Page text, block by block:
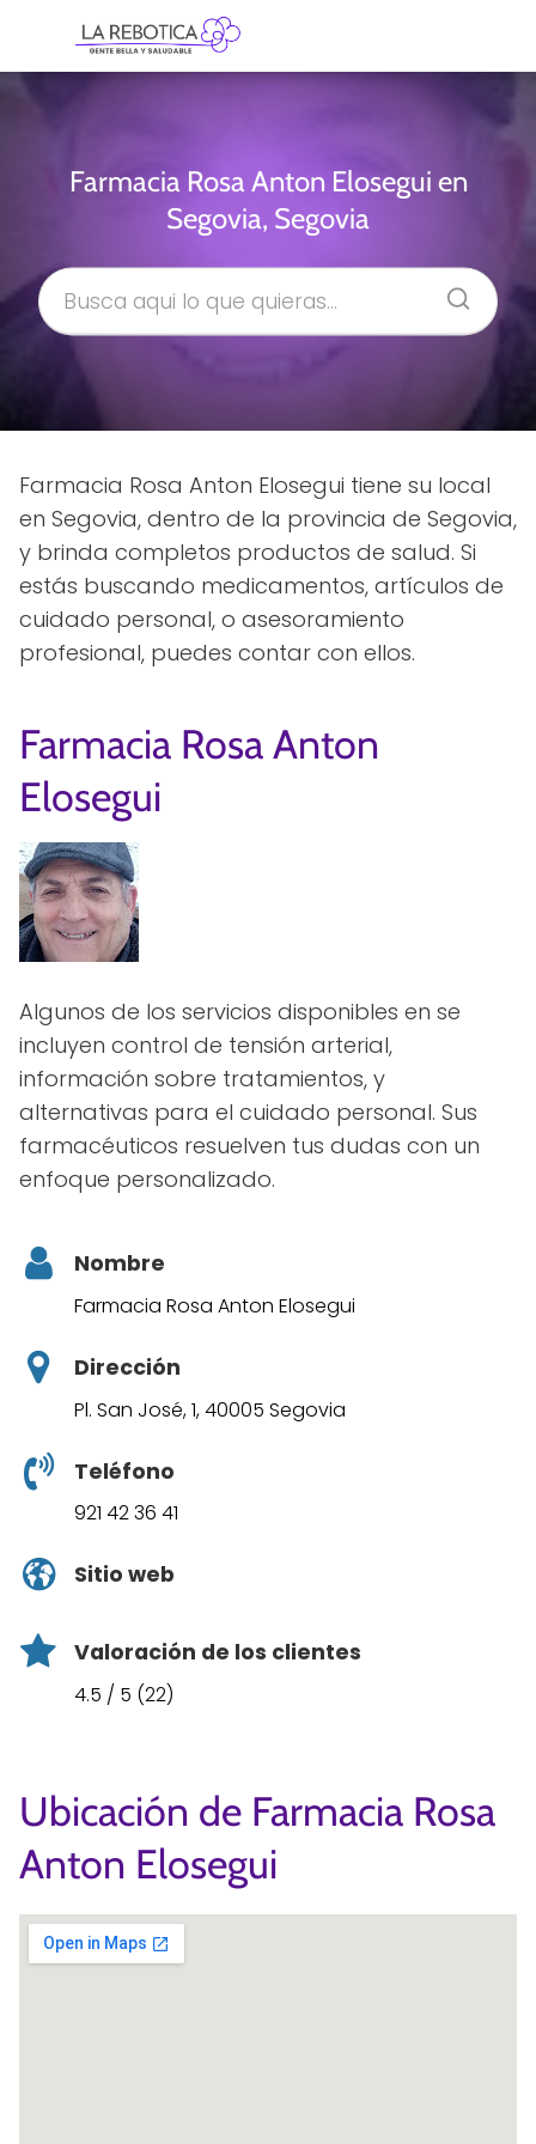
Farmacia Rosa Anton Elosegui en
Segovia, Segovia
Farmacia Rosa Anton Elosegui tiene su local
en Segovia, dentro de la provincia de Segovia,
y brinda completos productos de salud. Si
estás buscando medicamentos, artículos de
cuidado personal, o asesoramiento
profesional, puedes contar con ellos.
Farmacia Rosa Anton
Elosegui
Algunos de los servicios disponibles en se
incluyen control de tensión arterial,
información sobre tratamientos, y
alternativas para el cuidado personal. Sus
farmacéuticos resuelven tus dudas con un
enfoque personalizado.
Nombre
Farmacia Rosa Anton Elosegui
Dirección
Pl. San José, 1, 40005 Segovia
Teléfono
921 42 36 41
Sitio web
Valoración de los clientes
4.5 / 5 (22)
Ubicación de Farmacia Rosa
Anton Elosegui